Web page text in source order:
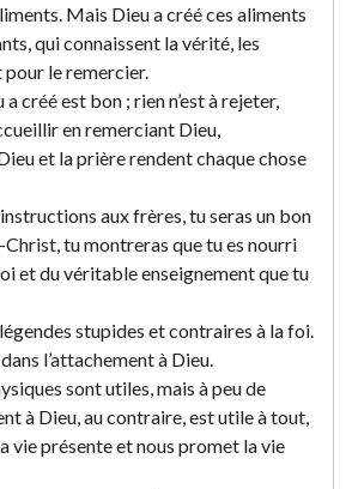
Mais Dieu a créé ces aliments
qui connaissent la vérité, les
le remercier.
créé est bon ; rien n’est à rejeter,
en remerciant Dieu,
et la prière rendent chaque chose
aux frères, tu seras un bon
tu montreras que tu es nourri
et du véritable enseignement que tu
stupides et contraires à la foi.
l’attachement à Dieu.
sont utiles, mais à peu de
à Dieu, au contraire, est utile à tout,
vie présente et nous promet la vie